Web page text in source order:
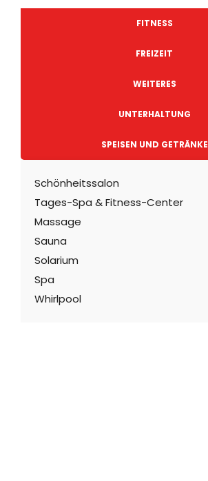
FITNESS
FREIZEIT
WEITERES
UNTERHALTUNG
SPEISEN UND GETRÄNKE
Schönheitssalon
Tages-Spa & Fitness-Center
Massage
Sauna
Solarium
Spa
Whirlpool